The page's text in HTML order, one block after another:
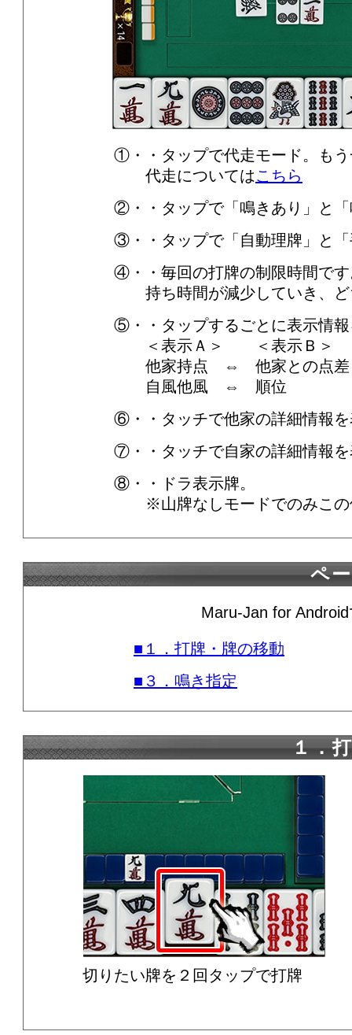
①・・タップで代走モード。も
代走についてはこちら
②・・タップで「鳴きあり」と
③・・タップで「自動理牌」と
④・・毎回の打牌の制限時間で
持ち時間が減少していき、
⑤・・タップするごとに表示情
＜表示Ａ＞ ＜表示Ｂ＞
他家持点 ⇔ 他家との点差
自風他風 ⇔ 順位
⑥・・タッチで他家の詳細情報
⑦・・タッチで自家の詳細情報
⑧・・ドラ表示牌。
※山牌なしモードでのみこ
ペ
Maru-Jan for
■１．打牌・牌の移動
■３．鳴き指定
１．
切りたい牌を２回タップで打牌